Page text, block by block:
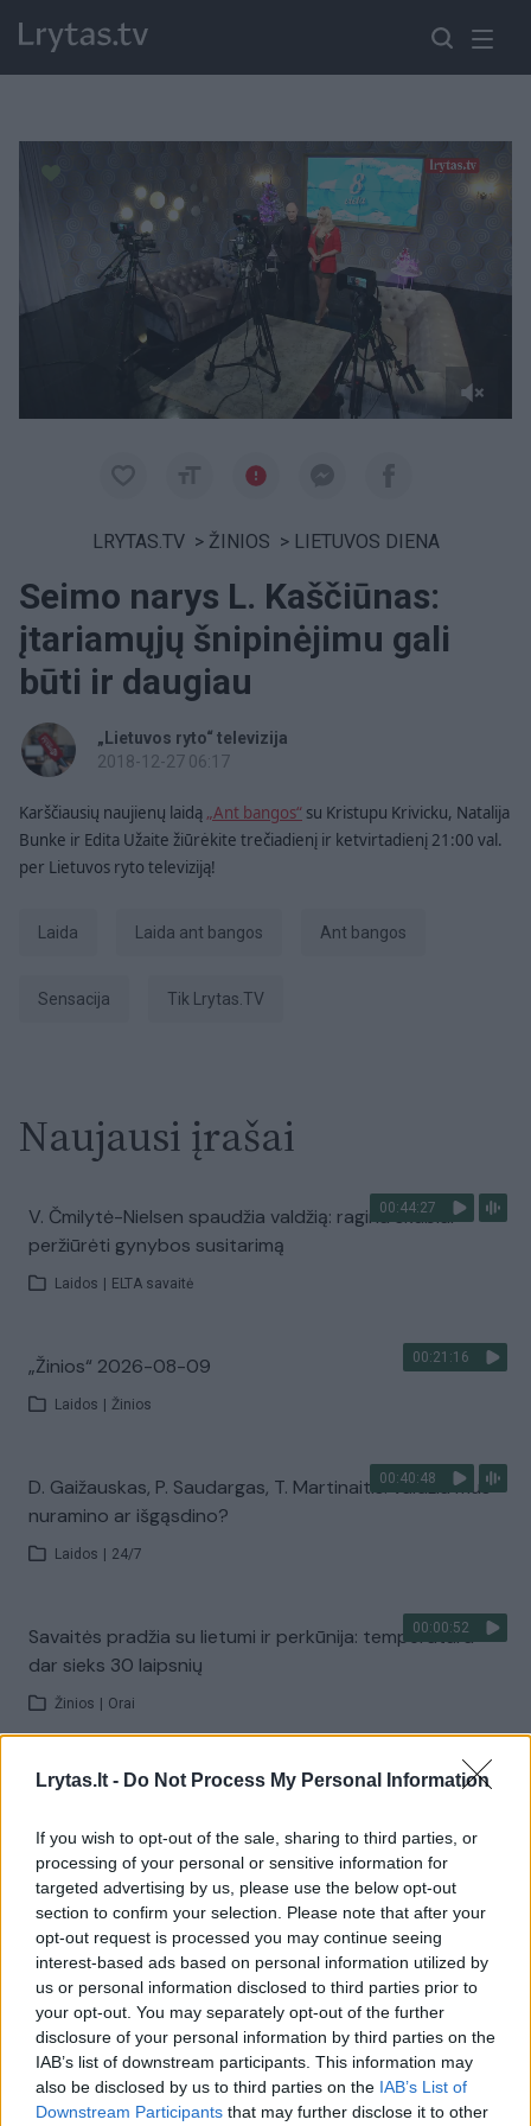
Lrytas.lt - Do Not Process My Personal Information
If you wish to opt-out of the sale, sharing to third parties, or
processing of your personal or sensitive information for
targeted advertising by us, please use the below opt-out
section to confirm your selection. Please note that after your
opt-out request is processed you may continue seeing
interest-based ads based on personal information utilized by
us or personal information disclosed to third parties prior to
your opt-out. You may separately opt-out of the further
disclosure of your personal information by third parties on the
IAB’s list of downstream participants. This information may
also be disclosed by us to third parties on the IAB’s List of
Downstream Participants that may further disclose it to other
LRYTAS.TV > ŽINIOS > LIETUVOS DIENA
Seimo narys L. Kaščiūnas:
įtariamųjų šnipinėjimu gali
būti ir daugiau
„Lietuvos ryto“ televizija
2018-12-27 06:17
Karščiausių naujienų laidą „Ant bangos“ su Kristupu Krivicku, Natalija
Bunke ir Edita Užaite žiūrėkite trečiadienį ir ketvirtadienį 21:00 val.
per Lietuvos ryto televiziją!
laida Laida ant bangos ant bangos
sensacija tik Lrytas.TV
Naujausi įrašai
00:44:27
V. Čmilytė-Nielsen spaudžia valdžią: ragina skubiai
peržiūrėti gynybos susitarimą
Laidos ELTA savaitė
00:21:16
„Žinios“ 2026-08-09
Laidos Žinios
00:40:48
D. Gaižauskas, P. Saudargas, T. Martinaitis: valdžia mus
nuramino ar išgąsdino?
Laidos 24/7
00:00:52
Savaitės pradžia su lietumi ir perkūnija: temperatūra
dar sieks 30 laipsnių
Žinios Orai
Visi įrašai
Žiūrimiausi įrašai
00:00:30
Vaizdai iš tragiškos avarijos Vilniaus r.: dviejų moterų ir
vaiko gyvybių išgelbėti nepavyko
Žinios Lietuvos diena
00:00:57